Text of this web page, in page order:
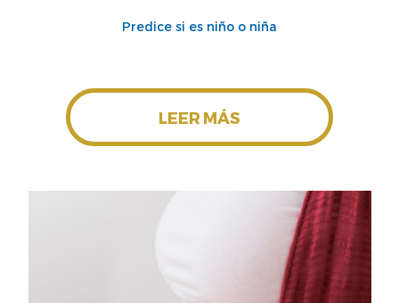
Predice si es niño o niña
LEER MÁS